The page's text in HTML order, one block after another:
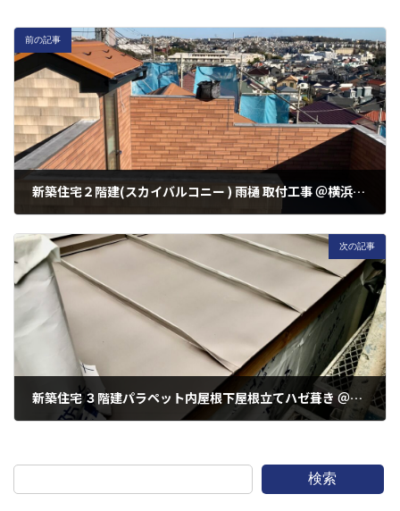
前の記事
新築住宅２階建(スカイバルコニー ) 雨樋 取付工事 ＠横浜市港南区港南
次の記事
新築住宅 ３階建パラペット内屋根下屋根立てハゼ葺き ＠川崎市幸区下平間
検索